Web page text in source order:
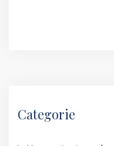
Categorie